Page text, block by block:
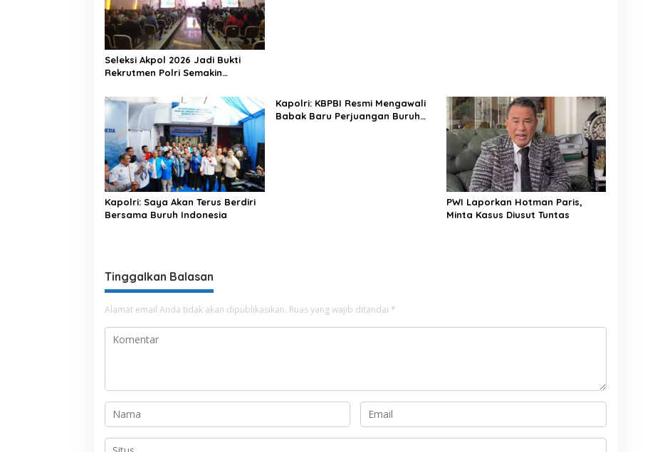
Seleksi Akpol 2026 Jadi Bukti
Rekrutmen Polri Semakin
Kapolri: Saya Akan Terus Berdiri
Bersama Buruh Indonesia
Kapolri: KBPBI Resmi Mengawali
Babak Baru Perjuangan Buruh
PWI Laporkan Hotman Paris,
Minta Kasus Diusut Tuntas
Tinggalkan Balasan
Alamat email Anda tidak akan dipublikasikan. Ruas yang wajib ditandai *